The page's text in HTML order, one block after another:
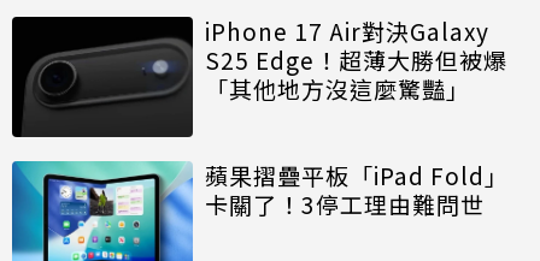
iPhone 17 Air對決Galaxy
S25 Edge！超薄大勝但被爆
「其他地方沒這麼驚豔」
蘋果摺疊平板「iPad Fold」
卡關了！3停工理由難問世